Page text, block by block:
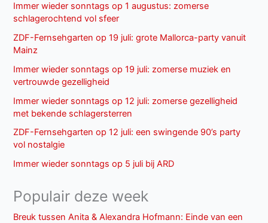
Immer wieder sonntags op 1 augustus: zomerse
schlagerochtend vol sfeer
ZDF-Fernsehgarten op 19 juli: grote Mallorca-party vanuit
Mainz
Immer wieder sonntags op 19 juli: zomerse muziek en
vertrouwde gezelligheid
Immer wieder sonntags op 12 juli: zomerse gezelligheid
met bekende schlagersterren
ZDF-Fernsehgarten op 12 juli: een swingende 90’s party
vol nostalgie
Immer wieder sonntags op 5 juli bij ARD
Populair deze week
Breuk tussen Anita & Alexandra Hofmann: Einde van een